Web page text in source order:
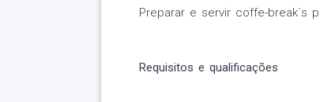
Preparar e servir coffe-break´s
Requisitos e qualificações